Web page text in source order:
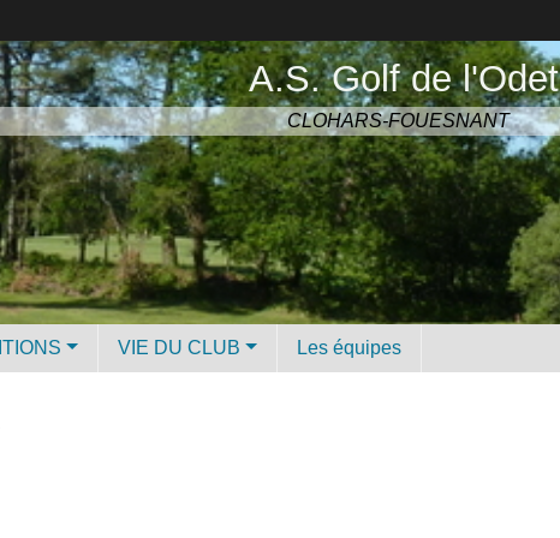
A.S. Golf de l'Odet
CLOHARS-FOUESNANT
VIE DU CLUB Les équipes